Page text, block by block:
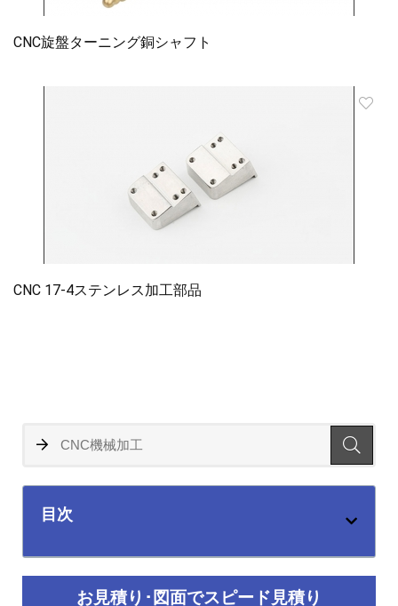
CNC旋盤ターニング銅シャフト
CNC 17-4ステンレス加工部品
目次
お見積り･図面でスピード見積り